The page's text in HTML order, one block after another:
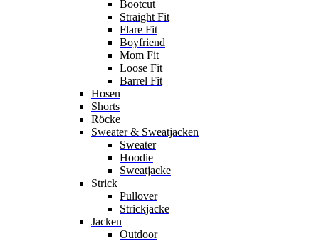
Bootcut
Straight Fit
Flare Fit
Boyfriend
Mom Fit
Loose Fit
Barrel Fit
Hosen
Shorts
Röcke
Sweater & Sweatjacken
Sweater
Hoodie
Sweatjacke
Strick
Pullover
Strickjacke
Jacken
Outdoor